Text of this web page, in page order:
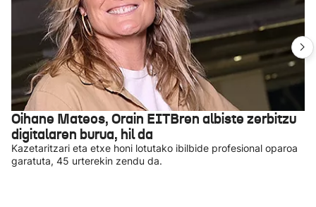
Oihane Mateos, Orain EITBren albiste zerbitzu
digitalaren burua, hil da
Kazetaritzari eta etxe honi lotutako ibilbide profesional oparoa
garatuta, 45 urterekin zendu da.